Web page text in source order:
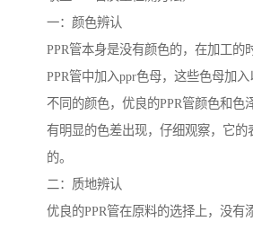
一：颜色辨认
PPR管本身是没有颜色的，在加工的
PPR管中加入ppr色母，这些色母加
不同的颜色，优良的PPR管颜色和色
有明显的色差出现，仔细观察，它的
的。
二：质地辨认
优良的PPR管在原料的选择上，没有